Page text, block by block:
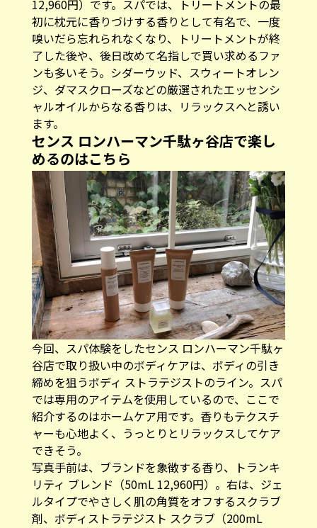
12,960円）です。スパでは、トリートメントの最
初に枕元に香りづけする香りとして有名で、一度
嗅いだら忘れられなくなり、トリートメントが終
了した後や、後日改めて名指しで買い求めるファ
ンも多いそう。シダーウッド、スウィートオレン
ジ、ダマスクローズなどの厳選されたエッセンシ
ャルオイルからなる香りは、リラックスへと誘い
ます。
センス ロンハーマン千駄ヶ谷店で楽し
めるのはこちら
今回、スパ体験をしたセンス ロンハーマン千駄ヶ
谷店で取り扱い中のボディケアは、ボディの引き
締めを狙うボディ ストラテジストのライン。スパ
では専用のアイテムを使用しているので、ここで
紹介するのはホームケア用です。香りもテクスチ
ャーも心地よく、うっとりとリラックスしてケア
できそう。
写真手前は、ブランドを象徴する香り、トランキ
リティ ブレンド（50mL 12,960円）。右は、ジェ
ルタイプでやさしく肌の角質をオフするスクラブ
剤、ボディストラテジスト スクラブ（200mL